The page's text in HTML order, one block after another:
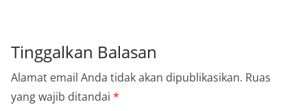
Tinggalkan Balasan
Alamat email Anda tidak akan dipublikasikan. Ruas
yang wajib ditandai *